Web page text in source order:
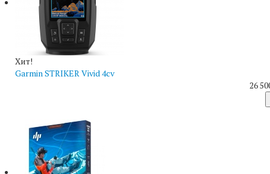
Хит!
Garmin STRIKER Vivid 4cv
26